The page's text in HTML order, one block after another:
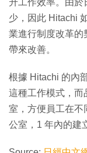
少，因此 Hitachi
業進行制度改革的
帶來改善。
根據 Hitachi 的內
這種工作模式，而
室，方便員工在不
公室，1 年內的建